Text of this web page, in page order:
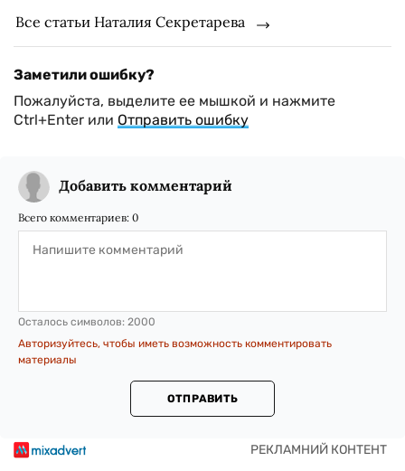
Все статьи Наталия Секретарева
Заметили ошибку?
Пожалуйста, выделите ее мышкой и нажмите
Ctrl+Enter или Отправить ошибку
Добавить комментарий
Всего комментариев: 0
Осталось символов: 2000
Авторизуйтесь, чтобы иметь возможность комментировать
материалы
ОТПРАВИТЬ